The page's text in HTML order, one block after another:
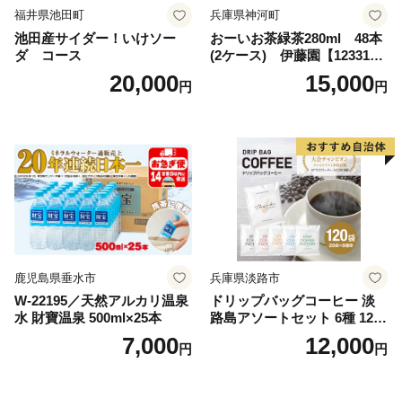
福井県池田町
池田産サイダー！いけソー
ダ コース
20,000円
兵庫県神河町
おーいお茶緑茶280ml 48本
(2ケース) 伊藤園【123317
15,000円
鹿児島県垂水市
W-22195／天然アルカリ温泉
水 財寶温泉 500ml×25本
7,000円
兵庫県淡路市
ドリップバッグコーヒー 淡
路島アソートセット 6種 120
袋 飲み比べ コーヒー
12,000円